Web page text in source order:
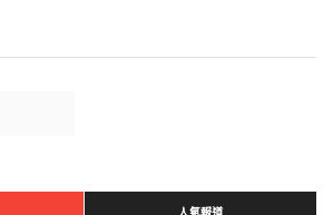
人氣報道